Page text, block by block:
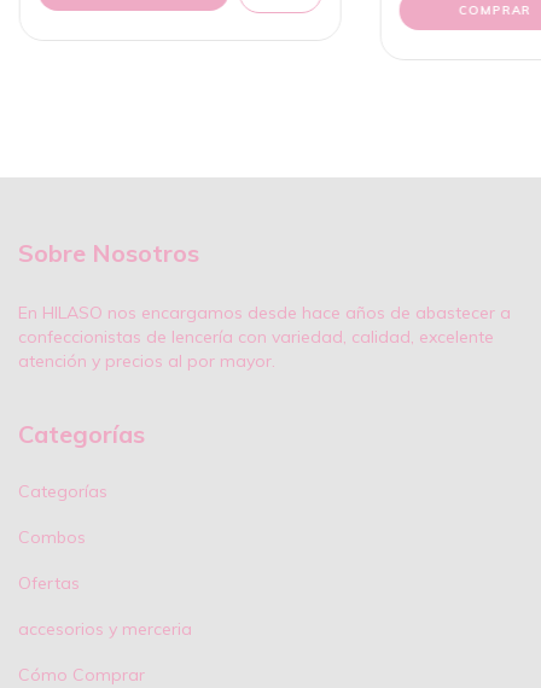
COMPRAR
Sobre Nosotros
En HILASO nos encargamos desde hace años de abastecer a
confeccionistas de lencería con variedad, calidad, excelente
atención y precios al por mayor.
Categorías
Categorías
Combos
Ofertas
accesorios y merceria
Cómo Comprar